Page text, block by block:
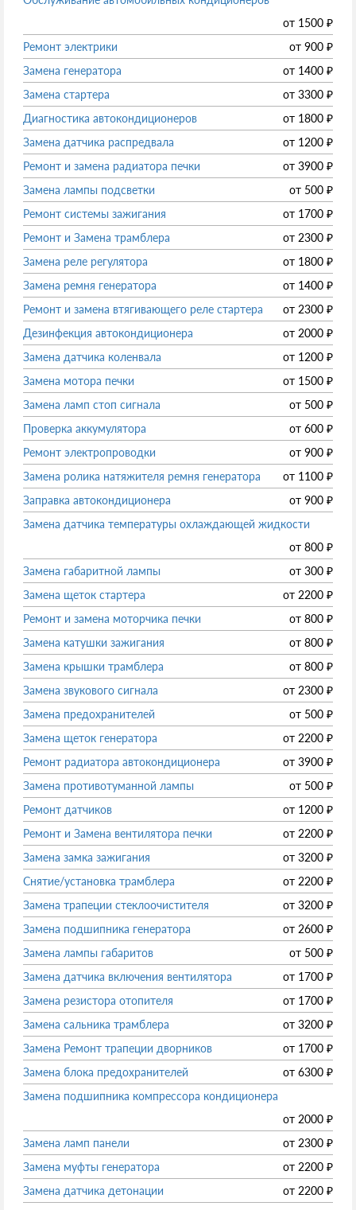
от 1500 ₽
Ремонт электрики
от 900 ₽
Замена генератора
от 1400 ₽
Замена стартера
от 3300 ₽
Диагностика автокондиционеров
от 1800 ₽
Замена датчика распредвала
от 1200 ₽
Ремонт и замена радиатора печки
от 3900 ₽
Замена лампы подсветки
от 500 ₽
Ремонт системы зажигания
от 1700 ₽
Ремонт и Замена трамблера
от 2300 ₽
Замена реле регулятора
от 1800 ₽
Замена ремня генератора
от 1400 ₽
Ремонт и замена втягивающего реле стартера
от 2300 ₽
Дезинфекция автокондиционера
от 2000 ₽
Замена датчика коленвала
от 1200 ₽
Замена мотора печки
от 1500 ₽
Замена ламп стоп сигнала
от 500 ₽
Проверка аккумулятора
от 600 ₽
Ремонт электропроводки
от 900 ₽
Замена ролика натяжителя ремня генератора
от 1100 ₽
Заправка автокондиционера
от 900 ₽
Замена датчика температуры охлаждающей жидкости
от 800 ₽
Замена габаритной лампы
от 300 ₽
Замена щеток стартера
от 2200 ₽
Ремонт и замена моторчика печки
от 800 ₽
Замена катушки зажигания
от 800 ₽
Замена крышки трамблера
от 800 ₽
Замена звукового сигнала
от 2300 ₽
Замена предохранителей
от 500 ₽
Замена щеток генератора
от 2200 ₽
Ремонт радиатора автокондиционера
от 3900 ₽
Замена противотуманной лампы
от 500 ₽
Ремонт датчиков
от 1200 ₽
Ремонт и Замена вентилятора печки
от 2200 ₽
Замена замка зажигания
от 3200 ₽
Снятие/установка трамблера
от 2200 ₽
Замена трапеции стеклоочистителя
от 3200 ₽
Замена подшипника генератора
от 2600 ₽
Замена лампы габаритов
от 500 ₽
Замена датчика включения вентилятора
от 1700 ₽
Замена резистора отопителя
от 1700 ₽
Замена сальника трамблера
от 3200 ₽
Замена Ремонт трапеции дворников
от 1700 ₽
Замена блока предохранителей
от 6300 ₽
Замена подшипника компрессора кондиционера
от 2000 ₽
Замена ламп панели
от 2300 ₽
Замена муфты генератора
от 2200 ₽
Замена датчика детонации
от 2200 ₽